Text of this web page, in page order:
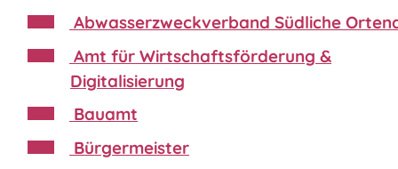
Abwasserzweckverband Südliche
Amt für Wirtschaftsförderung &
Digitalisierung
Bauamt
Bürgermeister